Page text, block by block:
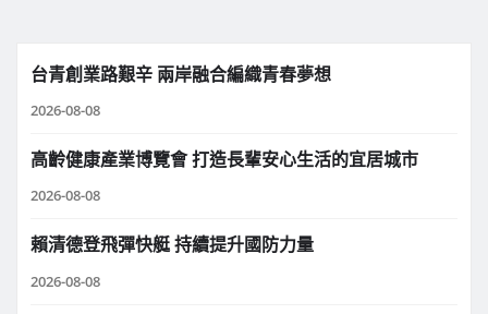
台青創業路艱辛 兩岸融合編織青春夢想
2026-08-08
高齡健康產業博覽會 打造長輩安心生活的宜居城市
2026-08-08
賴清德登飛彈快艇 持續提升國防力量
2026-08-08